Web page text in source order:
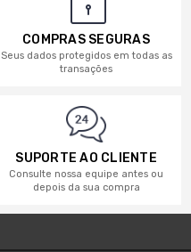
COMPRAS SEGURAS
Seus dados protegidos em todas as
transações
SUPORTE AO CLIENTE
Consulte nossa equipe antes ou
depois da sua compra